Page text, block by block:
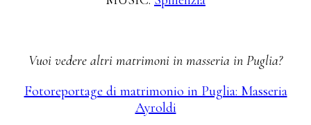
Vuoi vedere altri matrimoni in masseria in Puglia?
Fotoreportage di matrimonio in Puglia: Masseria
Ayroldi